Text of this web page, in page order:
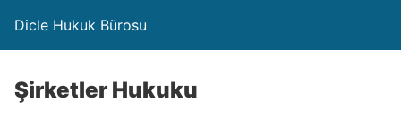
Dicle Hukuk Bürosu
Şirketler Hukuku